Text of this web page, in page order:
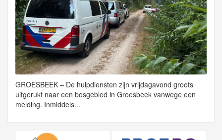
GROESBEEK – De hulpdiensten zijn vrijdagavond groots
uitgerukt naar een bosgebied in Groesbeek vanwege een
melding. Inmiddels...